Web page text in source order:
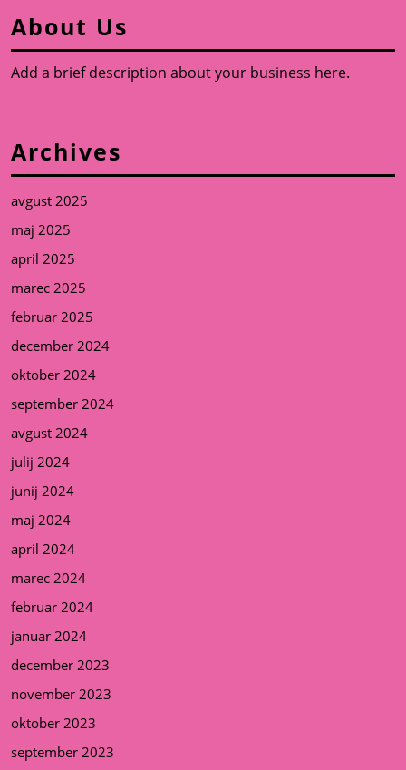
About Us
Add a brief description about your business here.
Archives
avgust 2025
maj 2025
april 2025
marec 2025
februar 2025
december 2024
oktober 2024
september 2024
avgust 2024
julij 2024
junij 2024
maj 2024
april 2024
marec 2024
februar 2024
januar 2024
december 2023
november 2023
oktober 2023
september 2023